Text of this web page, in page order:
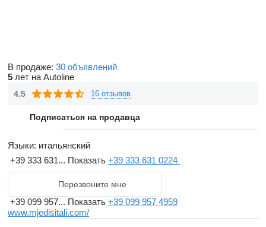
В продаже: 30 объявлений
5 лет на Autoline
4.5 16 отзывов
Подписаться на продавца
Языки: итальянский
+39 333 631... Показать +39 333 631 0224
Перезвоните мне
+39 099 957... Показать +39 099 957 4959
www.mjedisitali.com/